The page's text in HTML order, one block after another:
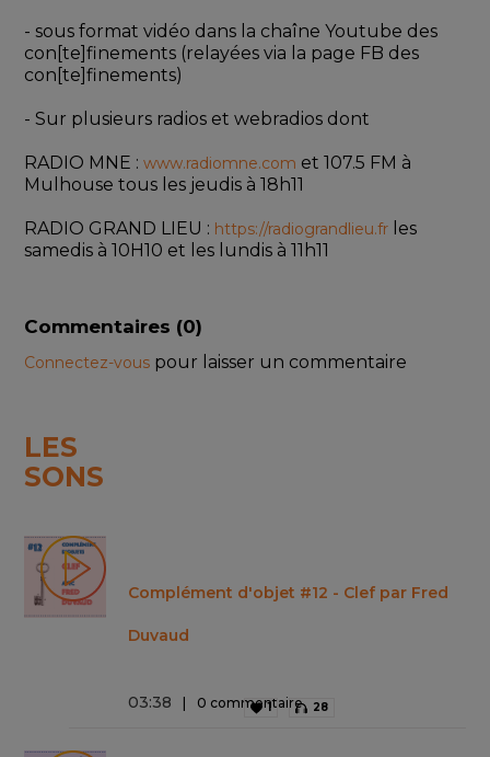
- sous format vidéo dans la chaîne Youtube des
con[te]finements (relayées via la page FB des
con[te]finements)
- Sur plusieurs radios et webradios dont
RADIO MNE : www.radiomne.com et 107.5 FM à
Mulhouse tous les jeudis à 18h11
RADIO GRAND LIEU : https://radiograndlieu.fr les
samedis à 10H10 et les lundis à 11h11
Commentaires (0)
Connectez-vous pour laisser un commentaire
LES
SONS
Complément d'objet #12 - Clef par Fred
Duvaud
03:38 0 commentaire
1 28